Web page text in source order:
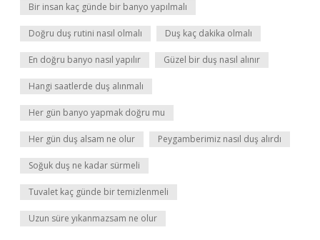
Bir insan kaç günde bir banyo yapılmalı
Doğru duş rutini nasıl olmalı Duş kaç dakika olmalı
En doğru banyo nasıl yapılır Güzel bir duş nasıl alınır
Hangi saatlerde duş alınmalı
Her gün banyo yapmak doğru mu
Her gün duş alsam ne olur Peygamberimiz nasıl duş alırdı
Soğuk duş ne kadar sürmeli
Tuvalet kaç günde bir temizlenmeli
Uzun süre yıkanmazsam ne olur